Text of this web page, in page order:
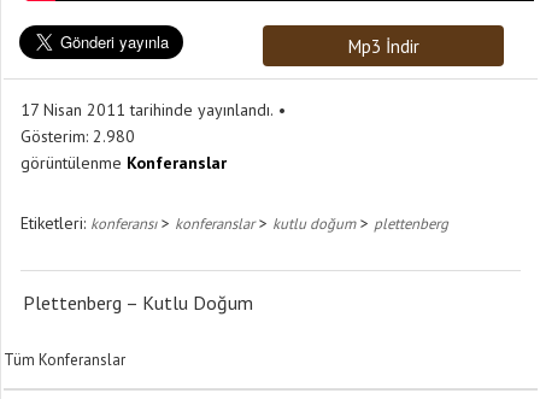
Mp3 İndir
17 Nisan 2011 tarihinde yayınlandı.
Gösterim: 2.980
görüntülenme Konferanslar
Etiketleri: konferansı> konferanslar> kutlu doğum> plettenberg
Plettenberg – Kutlu Doğum
Tüm Konferanslar